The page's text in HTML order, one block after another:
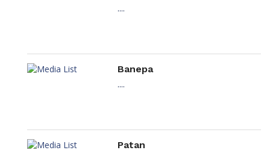
....
Banepa
....
Patan